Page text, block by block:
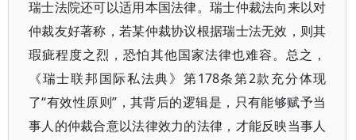
瑞士法院还可以适用本国法律。瑞士仲裁法向来以对
仲裁友好著称，若某仲裁协议根据瑞士法无效，则其
瑕疵程度之烈，恐怕其他国家法律也难容。总之，
《瑞士联邦国际私法典》第178条第2款充分体现
了“有效性原则”，其背后的逻辑是，只有能够赋予当
事人的仲裁合意以法律效力的法律，才能反映当事人